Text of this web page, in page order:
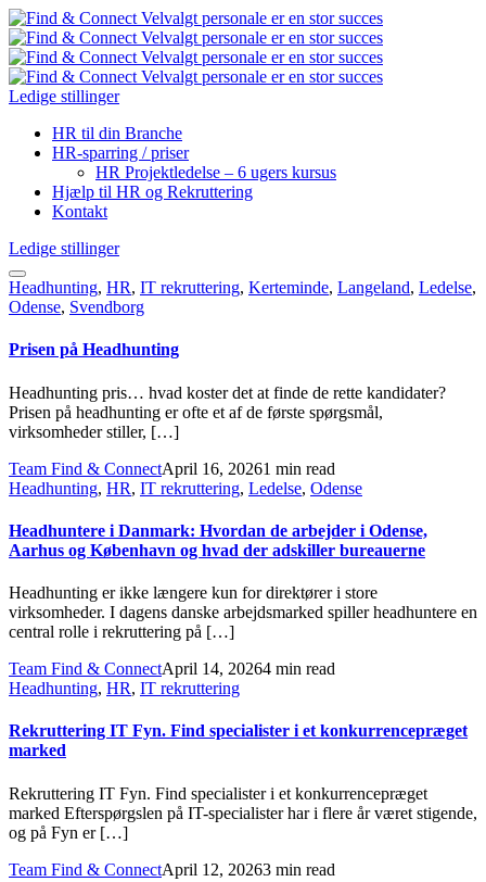
Ledige stillinger
HR til din Branche
HR-sparring / priser
HR Projektledelse – 6 ugers kursus
Hjælp til HR og Rekruttering
Kontakt
Ledige stillinger
Headhunting, HR, IT rekruttering, Kerteminde, Langeland, Ledelse,
Odense, Svendborg
Prisen på Headhunting
Headhunting pris… hvad koster det at finde de rette kandidater?
Prisen på headhunting er ofte et af de første spørgsmål,
virksomheder stiller, […]
Team Find & ConnectApril 16, 20261 min read
Headhunting, HR, IT rekruttering, Ledelse, Odense
Headhuntere i Danmark: Hvordan de arbejder i Odense,
Aarhus og København og hvad der adskiller bureauerne
Headhunting er ikke længere kun for direktører i store
virksomheder. I dagens danske arbejdsmarked spiller headhuntere en
central rolle i rekruttering på […]
Team Find & ConnectApril 14, 20264 min read
Headhunting, HR, IT rekruttering
Rekruttering IT Fyn. Find specialister i et konkurrencepræget
marked
Rekruttering IT Fyn. Find specialister i et konkurrencepræget
marked Efterspørgslen på IT-specialister har i flere år været stigende,
og på Fyn er […]
Team Find & ConnectApril 12, 20263 min read